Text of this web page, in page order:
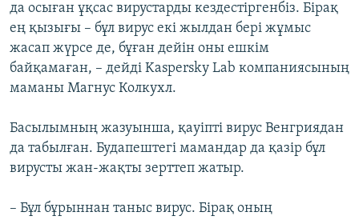
да осыған ұқсас вирустарды кездестіргенбіз. Бірақ
ең қызығы – бұл вирус екі жылдан бері жұмыс
жасап жүрсе де, бұған дейін оны ешкім
байқамаған, – дейді Kaspersky Lab компаниясының
маманы Магнус Колкухл.
Басылымның жазуынша, қауіпті вирус Венгриядан
да табылған. Будапештегі мамандар да қазір бұл
вирусты жан-жақты зерттеп жатыр.
– Бұл бұрыннан таныс вирус. Бірақ оның